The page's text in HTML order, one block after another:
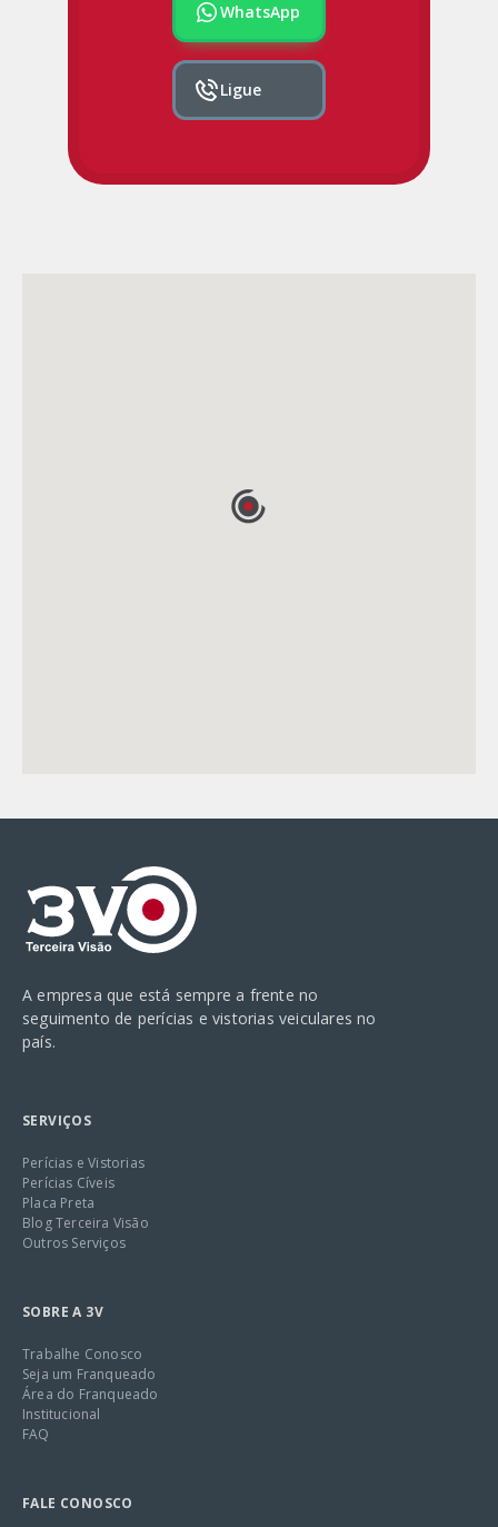
WhatsApp
Ligue
A empresa que está sempre a frente no
seguimento de perícias e vistorias veiculares no
país.
SERVIÇOS
Perícias e Vistorias
Perícias Cíveis
Placa Preta
Blog Terceira Visão
Outros Serviços
SOBRE A 3V
Trabalhe Conosco
Seja um Franqueado
Área do Franqueado
Institucional
FAQ
FALE CONOSCO